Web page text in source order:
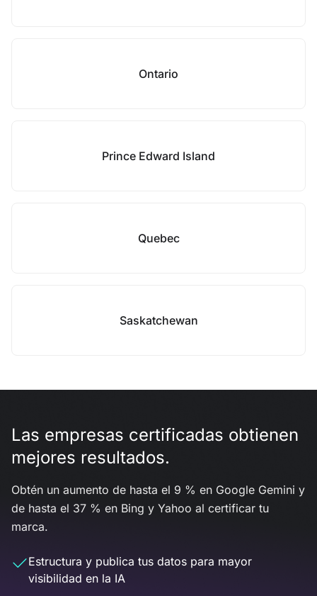
Ontario
Prince Edward Island
Quebec
Saskatchewan
Las empresas certificadas obtienen
mejores resultados.
Obtén un aumento de hasta el 9 % en Google Gemini y
de hasta el 37 % en Bing y Yahoo al certificar tu
marca.
Estructura y publica tus datos para mayor
visibilidad en la IA